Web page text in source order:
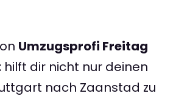
Umzugsprofi Freitag
hilft dir nicht nur deinen
nach Zaanstad zu